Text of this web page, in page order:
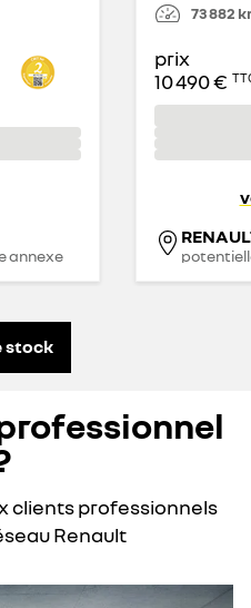
annexe
73 882
prix
10 490 €
stock
clients professionnels
Renault